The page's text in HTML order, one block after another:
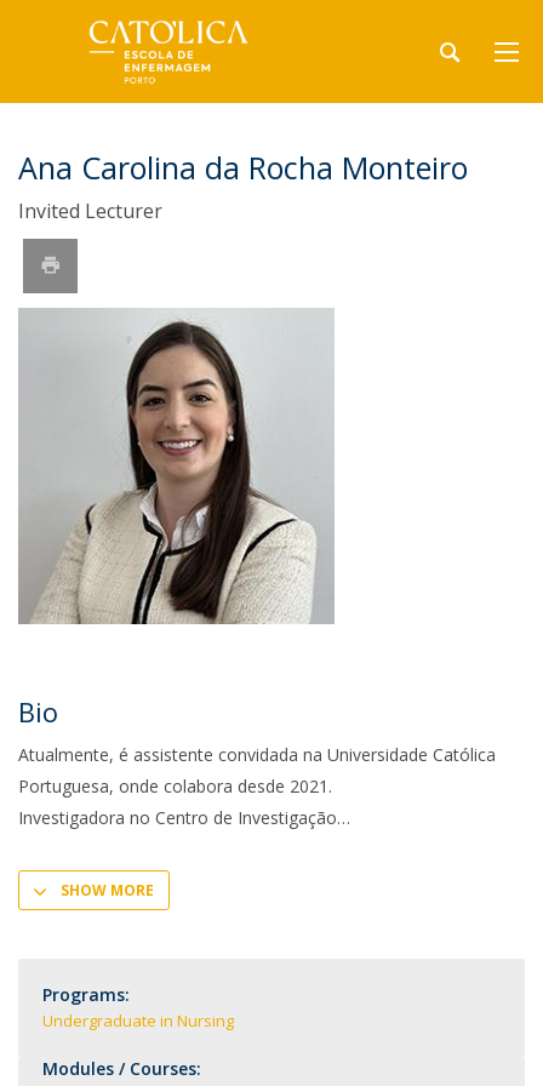
Ana Carolina da Rocha Monteiro
Invited Lecturer
Bio
Atualmente, é assistente convidada na Universidade Católica
Portuguesa, onde colabora desde 2021.
Investigadora no Centro de Investigação
SHOW MORE
Programs:
Undergraduate in Nursing
Modules / Courses: